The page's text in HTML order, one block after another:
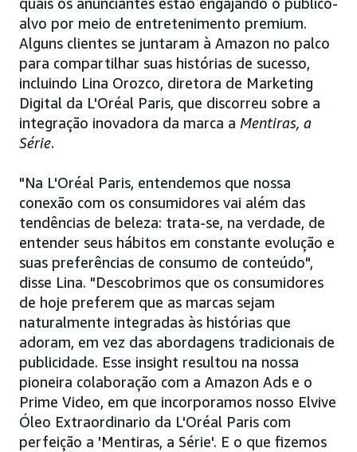
alvo por meio de entretenimento premium.
Alguns clientes se juntaram à Amazon no palco
para compartilhar suas histórias de sucesso,
incluindo Lina Orozco, diretora de Marketing
Digital da L'Oréal Paris, que discorreu sobre a
integração inovadora da marca a Mentiras, a
Série.
"Na L'Oréal Paris, entendemos que nossa
conexão com os consumidores vai além das
tendências de beleza: trata-se, na verdade, de
entender seus hábitos em constante evolução e
suas preferências de consumo de conteúdo",
disse Lina. "Descobrimos que os consumidores
de hoje preferem que as marcas sejam
naturalmente integradas às histórias que
adoram, em vez das abordagens tradicionais de
publicidade. Esse insight resultou na nossa
pioneira colaboração com a Amazon Ads e o
Prime Video, em que incorporamos nosso Elvive
Óleo Extraordinario da L'Oréal Paris com
perfeição a 'Mentiras, a Série'. E o que fizemos